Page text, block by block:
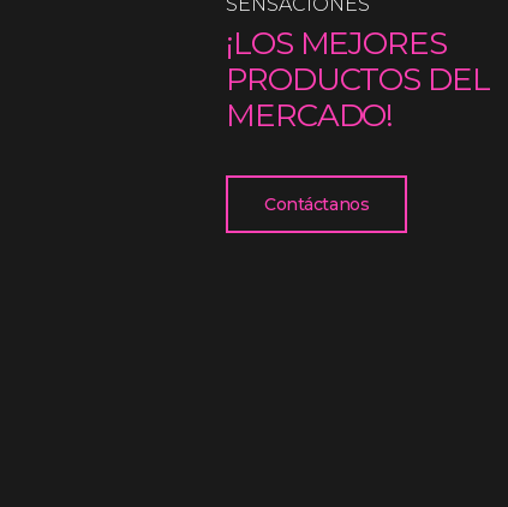
¡LOS MEJORES
PRODUCTOS DEL
MERCADO!
Contáctanos